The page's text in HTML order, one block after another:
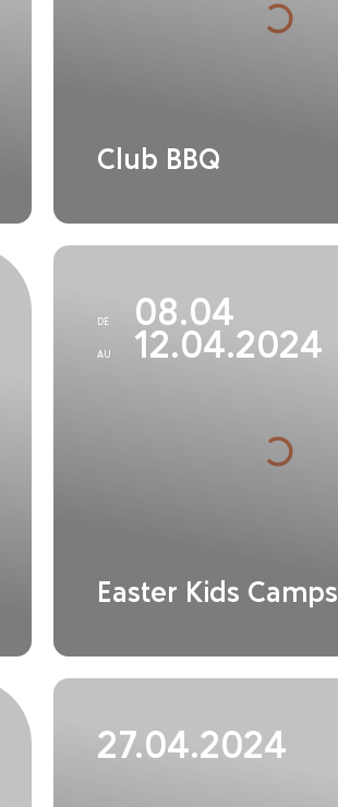
Club BBQ
DE 08.04
AU 12.04.2024
Easter Kids
27.04.2024